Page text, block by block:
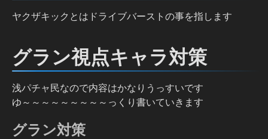
ヤクザキックとはドライブバーストの事を指します
グラン視点キャラ対策
浅パチャ民なので内容はかなりうっすいです
ゆ～～～～～～～～～っくり書いていきます
グラン対策